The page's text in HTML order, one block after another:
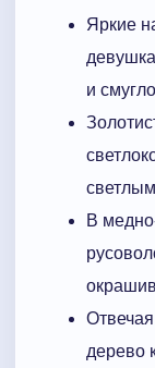
Яркие
и
В
дерево